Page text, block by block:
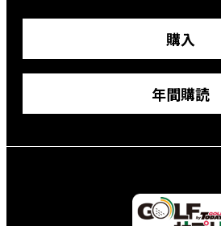
購入
年間購読